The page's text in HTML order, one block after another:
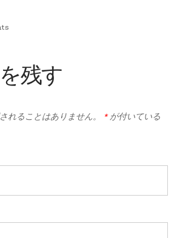
残す
れることはありません。 *が付いている